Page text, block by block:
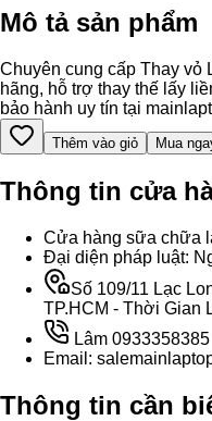
Mô tả sản phẩm
Chuyên cung cấp Thay vỏ
hãng, hỗ trợ thay thế lấy
bảo hành uy tín tại
Thêm vào giỏ Mua
Thông tin cửa
Cửa hàng sữa chữa
Đại diện pháp luật:
Số 109/11 Lạc
TP.HCM - Thời Gian
Lâm 0933358385
Email:
Thông tin cần